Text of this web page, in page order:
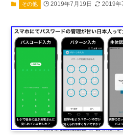
その他 2019年7月19日 2019年